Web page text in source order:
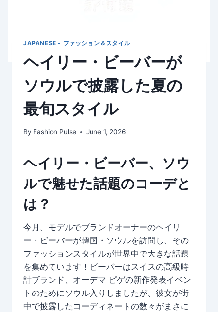
JAPANESE - ファッション＆スタイル
ヘイリー・ビーバーが
ソウルで披露した夏の
最旬スタイル
By Fashion Pulse June 1, 2026
ヘイリー・ビーバー、ソウ
ルで魅せた話題のコーデと
は？
今月、モデルでブランドオーナーのヘイリ
ー・ビーバーが韓国・ソウルを訪問し、その
ファッションスタイルが世界中で大きな話題
を集めています！ビーバーはスイスの高級時
計ブランド、オーデマ ピゲの新作発表イベン
トのためにソウル入りしましたが、彼女が街
中で披露したコーディネートの数々がまさに